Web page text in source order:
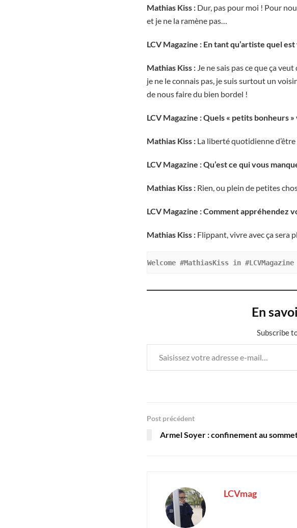
Mathias Kiss : Dur, pas pour moi ! Pour
et je ne la ramène pas…
LCV Magazine : En tant qu’artiste quel
Mathias Kiss : Je ne sais pas ce que ça
je ne le connais pas, je suis surtout un
de nous faire du bien bordel !
LCV Magazine :Quels « petits bonheurs
Mathias Kiss : La liberté quotidienne
LCV Magazine : Qu’est ce qui vous
Mathias Kiss : Rien, ou plein de petites
LCV Magazine : Comment appréhendez
Mathias Kiss : Flippant, vivre avec ça sera
Welcome #MathiasKiss in
En
Subscribe
Saisissez votre adresse e-mail…
Post précédent
Armel Soyer : confinement au
LCVmag